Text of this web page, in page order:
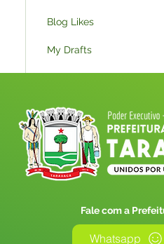
Blog Likes
My Drafts
Events
Licitações_Nova
Fale com a
Whatsapp